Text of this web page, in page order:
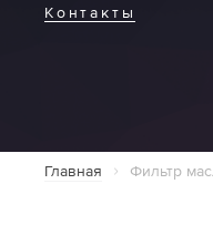
Контакты
Главная Фильтр